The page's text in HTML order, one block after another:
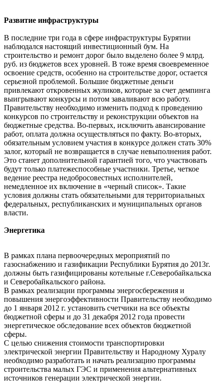
Развитие инфраструктуры
В последние три года в сфере инфраструктуры Бурятии
наблюдался настоящий инвестиционный бум. На
строительство и ремонт дорог было выделено более 9 млрд.
руб. из бюджетов всех уровней. В тоже время своевременное
освоение средств, особенно на строительстве дорог, остается
серьезной проблемой. Большие бюджетные деньги
привлекают откровенных жуликов, которые за счет демпинга
выигрывают конкурсы и потом заваливают всю работу.
Правительству необходимо изменить подход к проведению
конкурсов по строительству и реконструкции объектов на
бюджетные средства. Во-первых, исключить авансирование
работ, оплата должна осуществляться по факту. Во-вторых,
обязательным условием участия в конкурсе должен стать 30%
залог, который не возвращается в случае невыполнения работ.
Это станет дополнительной гарантией того, что участвовать
будут только платежеспособные участники. Третье, четкое
ведение реестра недобросовестных исполнителей,
немедленное их включение в «черный список». Такие
условия должны стать обязательными для территориальных
федеральных, республиканских и муниципальных органов
власти.
Энергетика
В рамках плана первоочередных мероприятий по
газоснабжению и газификации Республики Бурятия до 2013г.
должны быть газифицированы котельные г.Северобайкальска
и Северобайкальского района.
В рамках реализации программы энергосбережения и
повышения энергоэффективности Правительству необходимо
до 1 января 2012 г. установить счетчики на все объекты
бюджетной сферы и до 31 декабря 2012 года провести
энергетическое обследование всех объектов бюджетной
сферы.
С целью снижения стоимости транспортировки
электрической энергии Правительству и Народному Хуралу
необходимо разработать и начать реализацию программы
строительства малых ГЭС и применения альтернативных
источников генерации электрической энергии.